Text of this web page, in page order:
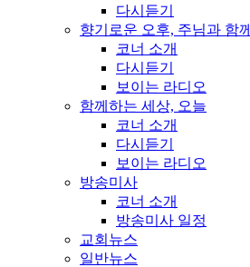
다시듣기
향기로운 오후, 주님과 함께
코너 소개
다시듣기
보이는 라디오
함께하는 세상, 오늘
코너 소개
다시듣기
보이는 라디오
방송미사
코너 소개
방송미사 일정
교회뉴스
일반뉴스